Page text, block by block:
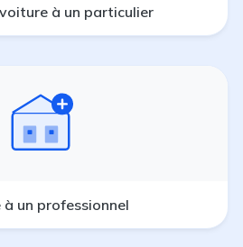
à un particulier
à un professionnel